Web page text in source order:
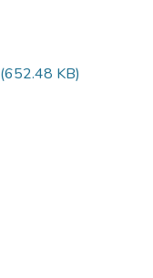
(652.48 KB)